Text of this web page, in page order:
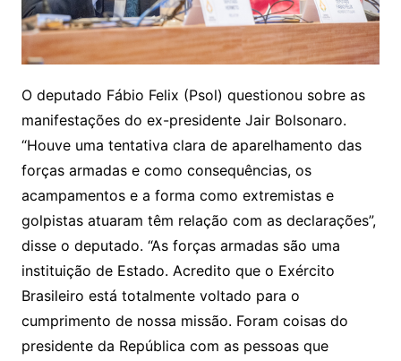
O deputado Fábio Felix (Psol) questionou sobre as
manifestações do ex-presidente Jair Bolsonaro.
“Houve uma tentativa clara de aparelhamento das
forças armadas e como consequências, os
acampamentos e a forma como extremistas e
golpistas atuaram têm relação com as declarações”,
disse o deputado. “As forças armadas são uma
instituição de Estado. Acredito que o Exército
Brasileiro está totalmente voltado para o
cumprimento de nossa missão. Foram coisas do
presidente da República com as pessoas que